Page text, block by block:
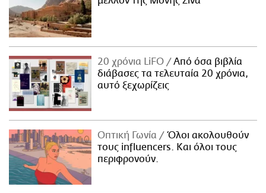
20 χρόνια LiFO
Από όσα βιβλία
διάβασες τα τελευταία 20 χρόνια,
αυτό ξεχωρίζεις
Οπτική Γωνία
Όλοι ακολουθούν
τους influencers. Και όλοι τους
περιφρονούν.